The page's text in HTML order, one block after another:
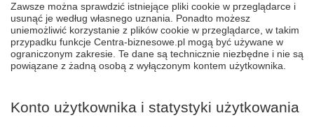
Zawsze można sprawdzić istniejące pliki cookie w przeglądarce i
usunąć je według własnego uznania. Ponadto możesz
uniemożliwić korzystanie z plików cookie w przeglądarce, w takim
przypadku funkcje Centra-biznesowe.pl mogą być używane w
ograniczonym zakresie. Te dane są technicznie niezbędne i nie są
powiązane z żadną osobą z wyłączonym kontem użytkownika.
Konto użytkownika i statystyki użytkowania